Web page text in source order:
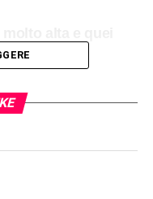
RedBird